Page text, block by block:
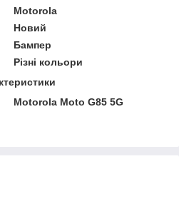
Motorola
Новий
Бампер
Різні кольори
Motorola Moto G85 5G